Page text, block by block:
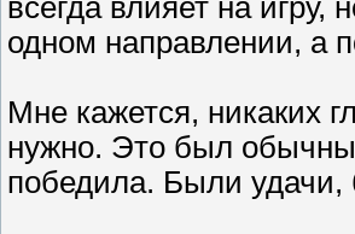
всегда влияет на игру,
одном направлении, а
Мне кажется, никаких
нужно. Это был
победила. Были